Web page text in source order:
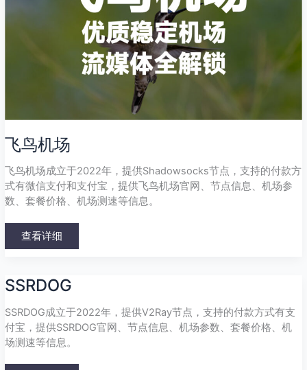
飞鸟机场
飞鸟机场成立于2022年，提供Shadowsocks节点，支持的付款方
式有微信支付和支付宝，提供飞鸟机场官网、节点信息、机场参
数、套餐价格、机场测速等信息。
查看详细
SSRDOG
SSRDOG成立于2022年，提供V2Ray节点，支持的付款方式有支
付宝，提供SSRDOG官网、节点信息、机场参数、套餐价格、机
场测速等信息。
SSRDOG